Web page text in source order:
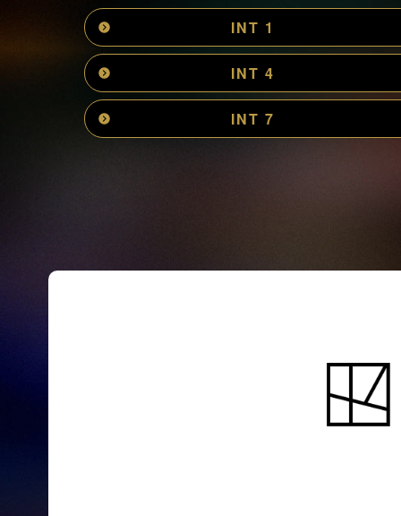
INT 1
INT 4
INT 7